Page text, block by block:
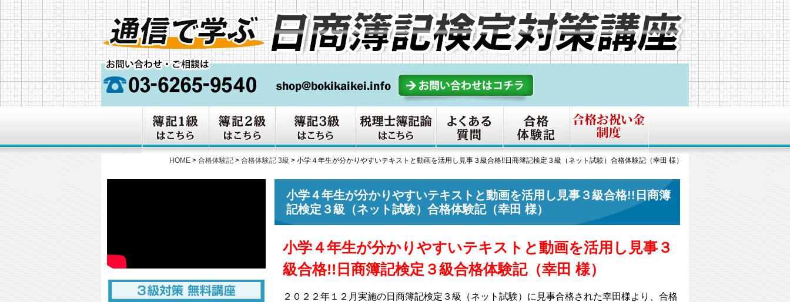
HOME > 合格体験記 > 合格体験記 3級 > 小学４年生が分かりやすいテキストと動画を活用し見事３級合格!!日商簿記検定３級（ネット試験）合格体験記（幸田 様）
小学４年生が分かりやすいテキストと動画を活用し見事３級合格!!日商簿
記検定３級（ネット試験）合格体験記（幸田 様）
小学４年生が分かりやすいテキストと動画を活用し見事３
級合格!!日商簿記検定３級合格体験記（幸田 様）
２０２２年１２月実施の日商簿記検定３級（ネット試験）に見事合格された幸田様より、合格